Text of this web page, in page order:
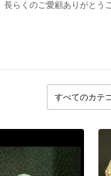
らくのご愛顧ありがとう